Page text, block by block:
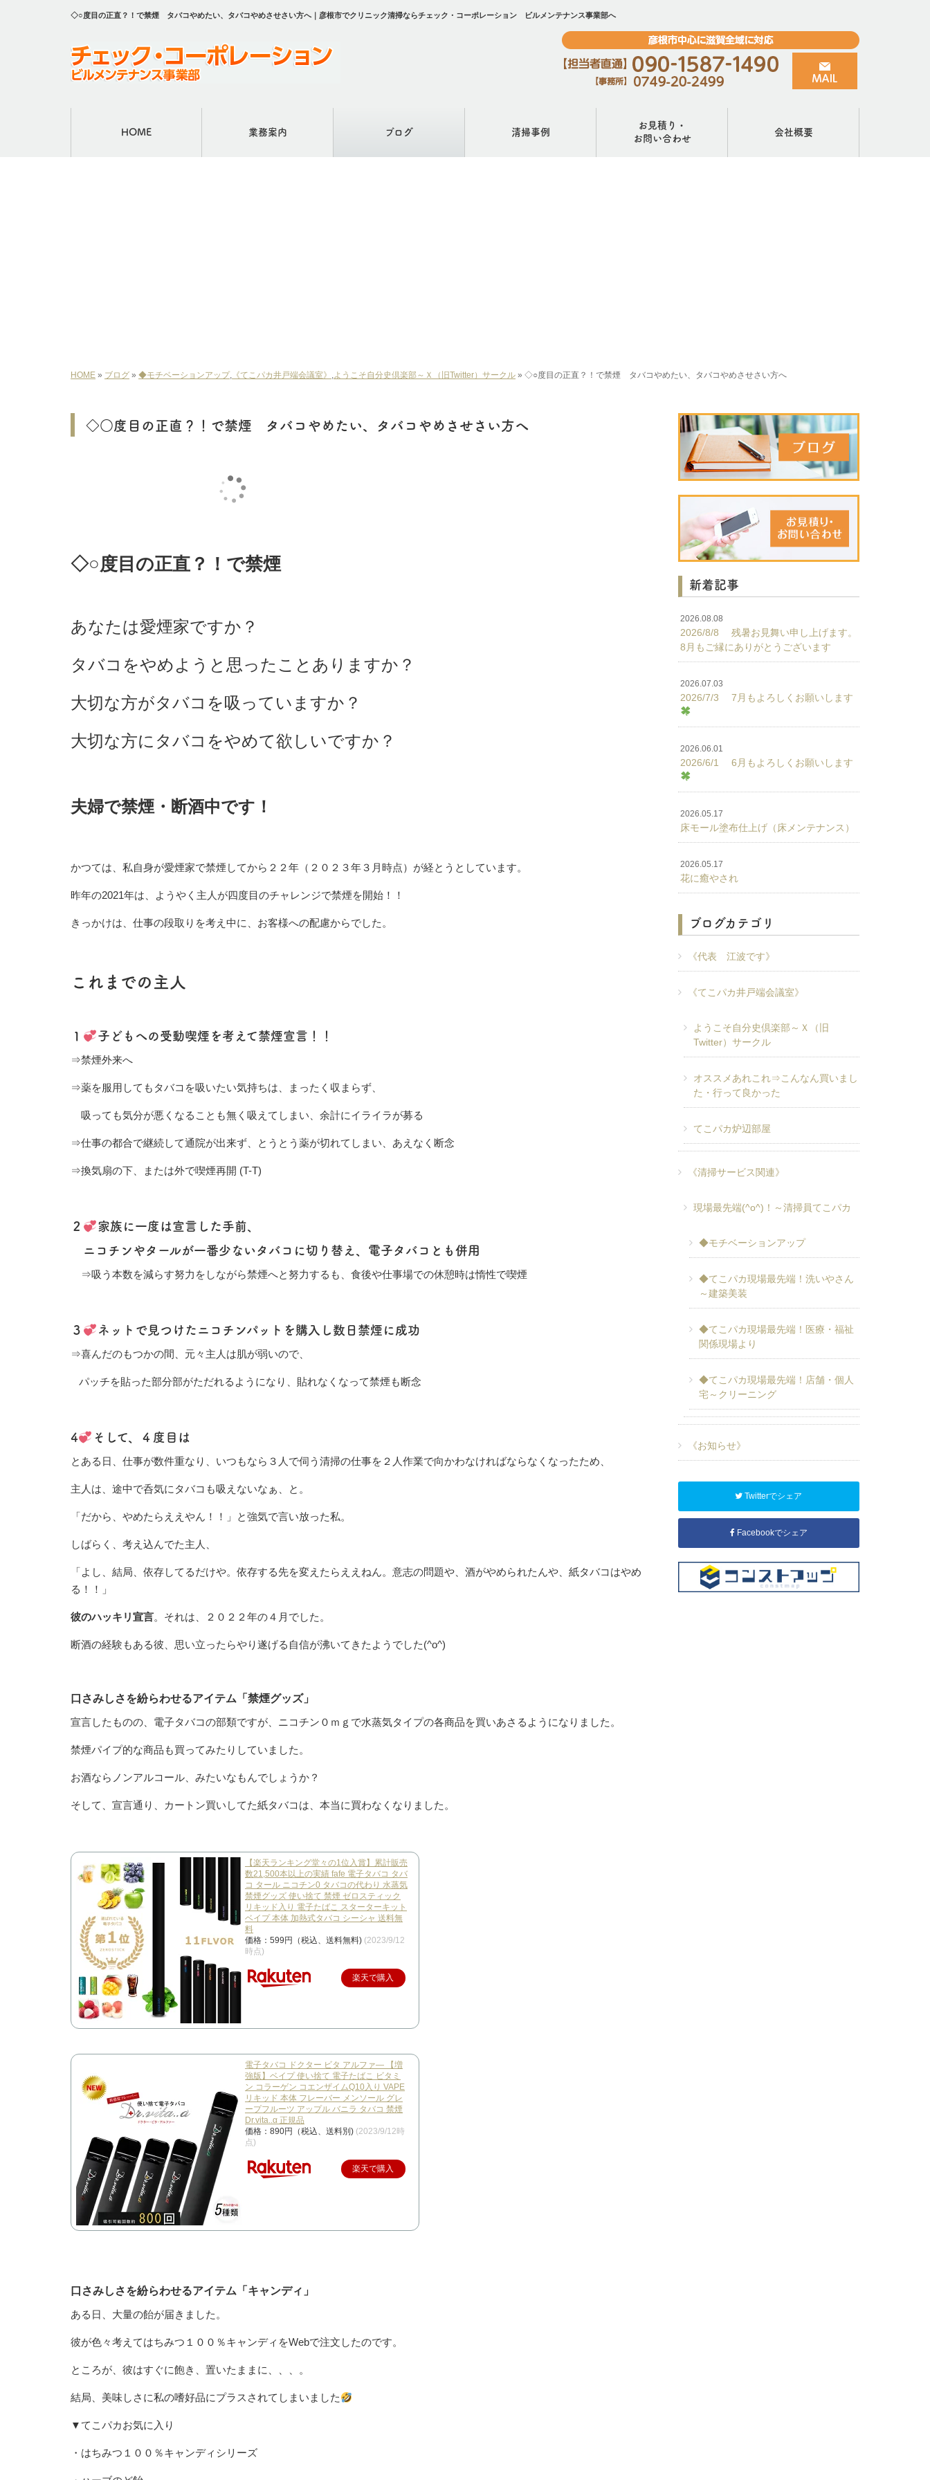
◇○度目の正直？！で禁煙 タバコやめたい、タバコやめさせさい方へ｜彦根市でクリニック清掃ならチェック・コーポレーション ビルメンテナンス事業部へ
HOME 業務案内 ブログ 清掃事例
お見積り・
お問い合わせ
会社概要
HOME » ブログ » ◆モチベーションアップ, 《てこパカ井戸端会議室》 ,ようこそ自分史倶楽部～Ｘ（旧Twitter）サークル » ◇○度目の正直？！で禁煙 タバコやめたい、タバコやめさせさい方へ
◇○度目の正直？！で禁煙 タバコやめたい、タバコやめさせさい方へ
◇○度目の正直？！で禁煙
あなたは愛煙家ですか？
タバコをやめようと思ったことありますか？
大切な方がタバコを吸っていますか？
大切な方にタバコをやめて欲しいですか？
夫婦で禁煙・断酒中です！
かつては、私自身が愛煙家で禁煙してから２２年（２０２３年３月時点）が経とうとしています。
昨年の2021年は、ようやく主人が四度目のチャレンジで禁煙を開始！！
きっかけは、仕事の段取りを考え中に、お客様への配慮からでした。
これまでの主人
１ 子どもへの受動喫煙を考えて禁煙宣言！！
⇒禁煙外来へ
⇒薬を服用してもタバコを吸いたい気持ちは、まったく収まらず、
吸っても気分が悪くなることも無く吸えてしまい、余計にイライラが募る
⇒仕事の都合で継続して通院が出来ず、とうとう薬が切れてしまい、あえなく断念
⇒換気扇の下、または外で喫煙再開 (T-T)
２
家族に一度は宣言した手前、
ニコチンやタールが一番少ないタバコに切り替え、電子タバコとも併用
⇒吸う本数を減らす努力をしながら禁煙へと努力するも、食後や仕事場での休憩時は惰性で喫煙
３ ネットで見つけたニコチンパットを購入し数日禁煙に成功
⇒喜んだのもつかの間、元々主人は肌が弱いので、
パッチを貼った部分部がただれるようになり、貼れなくなって禁煙も断念
4 そして、４度目は
とある日、仕事が数件重なり、いつもなら３人で伺う清掃の仕事を２人作業で向かわなければならなくなったため、
主人は、途中で呑気にタバコも吸えないなぁ、と。
「だから、やめたらええやん！！」と強気で言い放った私。
しばらく、考え込んでた主人、
「よし、結局、依存してるだけや。依存する先を変えたらええねん。意志の問題や、酒がやめられたんや、紙タバコはやめ
る！！」
彼のハッキリ宣言。それは、２０２２年の４月でした。
断酒の経験もある彼、思い立ったらやり遂げる自信が沸いてきたようでした(^o^)
口さみしさを紛らわせるアイテム「禁煙グッズ」
宣言したものの、電子タバコの部類ですが、ニコチン０ｍｇで水蒸気タイプの各商品を買いあさるようになりました。
禁煙パイプ的な商品も買ってみたりしていました。
お酒ならノンアルコール、みたいなもんでしょうか？
そして、宣言通り、カートン買いしてた紙タバコは、本当に買わなくなりました。
【楽天ランキング堂々の1位入賞】累計販売
数21,500本以上の実績 fafe 電子タバコ タバ
コ タール ニコチン0 タバコの代わり 水蒸気
禁煙グッズ 使い捨て 禁煙 ゼロスティック
リキッド入り 電子たばこ スターターキット
ベイプ 本体 加熱式タバコ シーシャ 送料無
料
価格：599円（税込、送料無料) (2023/9/12
時点)
楽天で購入
電子タバコ ドクター ビタ アルファ— 【増
強版】ベイプ 使い捨て 電子たばこ ビタミ
ン コラーゲン コエンザイムQ10入り VAPE
リキッド 本体 フレーバー メンソール グレ
ープフルーツ アップル バニラ タバコ 禁煙
Dr.vita..α 正規品
価格：890円（税込、送料別) (2023/9/12時
点)
楽天で購入
口さみしさを紛らわせるアイテム「キャンディ」
ある日、大量の飴が届きました。
彼が色々考えてはちみつ１００％キャンディをWebで注文したのです。
ところが、彼はすぐに飽き、置いたままに、、、。
結局、美味しさに私の嗜好品にプラスされてしまいました
▼てこパカお気に入り
・はちみつ１００％キャンディシリーズ
新着記事
2026.08.08
2026/8/8 残暑お見舞い申し上げます。
8月もご縁にありがとうございます
2026.07.03
2026/7/3 7月もよろしくお願いします
2026.06.01
2026/6/1 6月もよろしくお願いします
2026.05.17
床モール塗布仕上げ（床メンテナンス）
2026.05.17
花に癒やされ
ブログカテゴリ
《代表 江波です》
《てこパカ井戸端会議室》
ようこそ自分史倶楽部～Ｘ（旧
Twitter）サークル
オススメあれこれ⇒こんなん買いまし
た・行って良かった
てこパカ炉辺部屋
《清掃サービス関連》
現場最先端(^o^)！～清掃員てこパカ
◆モチベーションアップ
◆てこパカ現場最先端！洗いやさん
～建築美装
◆てこパカ現場最先端！医療・福祉
関係現場より
◆てこパカ現場最先端！店舗・個人
宅～クリーニング
《お知らせ》
Twitterでシェア
Facebookでシェア